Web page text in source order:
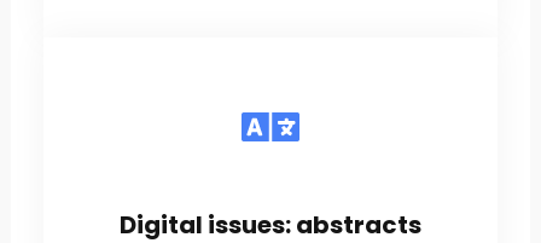
Digital issues: abstracts